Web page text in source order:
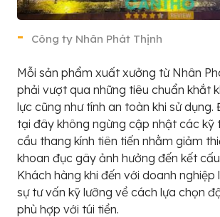
Công ty Nhân Phát Thịnh
Mỗi sản phẩm xuất xưởng từ Nhân
phải vượt qua những tiêu chuẩn khắt
lực cũng như tính an toàn khi sử dụng.
tại đây không ngừng cập nhật các kỹ
cầu thang kính tiên tiến nhằm giảm
khoan đục gây ảnh hưởng đến kết
Khách hàng khi đến với doanh nghiệp
sự tư vấn kỹ lưỡng về cách lựa chọn
phù hợp với túi tiền.